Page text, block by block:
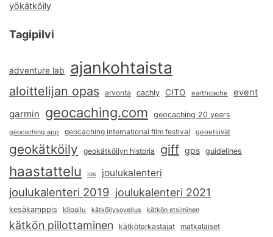
yökätköily
Tagipilvi
adventure lab ajankohtaista
aloittelijan opas arvonta cachly CITO earthcache event
garmin geocaching.com geocaching 20 years
geocaching app geocaching international film festival geoetsivät
geokätköily geokätköilyn historia giff gps guidelines
haastattelu ios joulukalenteri
joulukalenteri 2019 joulukalenteri 2021
kesäkamppis kilpailu kätköilysovellus kätkön etsiminen
kätkön piilottaminen kätkötarkastajat matkalaiset